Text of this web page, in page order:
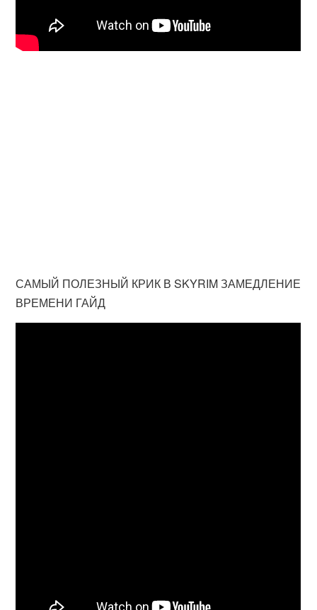
САМЫЙ ПОЛЕЗНЫЙ КРИК В SKYRIM ЗАМЕДЛЕНИЕ
ВРЕМЕНИ ГАЙД